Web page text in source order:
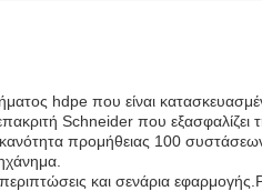
hdpe που είναι
Schneider που εξασφαλίζει
προμήθειας 100
και σενάρια